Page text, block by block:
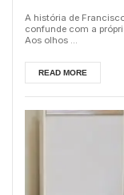
A história de
confunde com a
Aos olhos ...
READ MORE